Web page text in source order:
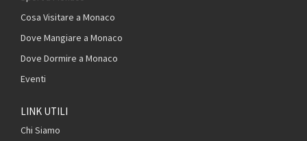
Cosa Visitare a Monaco
Dove Mangiare a Monaco
Dove Dormire a Monaco
Eventi
LINK UTILI
Chi Siamo